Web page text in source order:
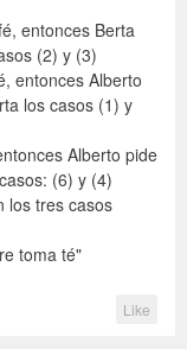
entonces Berta
(2) y (3)
entonces Alberto
los casos (1) y
Alberto pide
(6) y (4)
los tres casos
toma té"
Like